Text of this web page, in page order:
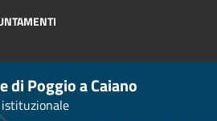
di Poggio a Caiano